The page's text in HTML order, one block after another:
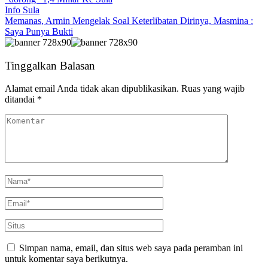
Info Sula
Memanas, Armin Mengelak Soal Keterlibatan Dirinya, Masmina :
Saya Punya Bukti
Tinggalkan Balasan
Alamat email Anda tidak akan dipublikasikan. Ruas yang wajib
ditandai *
Simpan nama, email, dan situs web saya pada peramban ini
untuk komentar saya berikutnya.